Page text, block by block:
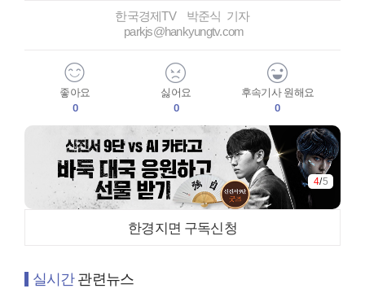
한국경제TV 박준식 기자
parkjs@hankyungtv.com
좋아요
0
싫어요
0
후속기사 원해요
0
4/5
한경지면 구독신청
실시간관련뉴스